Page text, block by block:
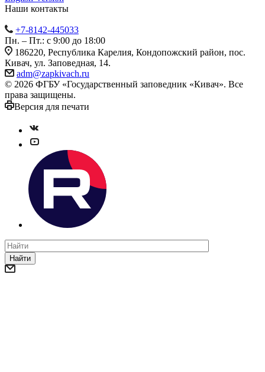
Наши контакты
+7-8142-445033
Пн. – Пт.: с 9:00 до 18:00
186220, Республика Карелия, Кондопожский район, пос.
Кивач, ул. Заповедная, 14.
adm@zapkivach.ru
© 2026 ФГБУ «Государственный заповедник «Кивач». Все
права защищены.
Версия для печати
Найти